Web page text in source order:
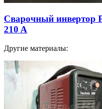
Сварочный инвертор
210 A
Другие материалы: